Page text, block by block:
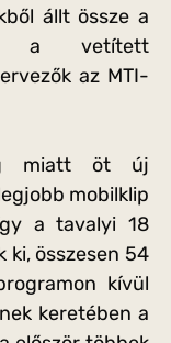
állt össze a
a vetített
az MTI-
miatt öt új
mobilklip
a tavalyi 18
ki, összesen 54
kívül
keretében a